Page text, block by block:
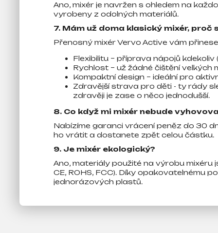
Ano, mixér je navržen s ohledem na
vyrobeny z odolných materiálů.
7. Mám už doma klasický mixér,
Přenosný mixér Vervo Active vám
Flexibilitu – příprava nápojů
Rychlost – už žádné čištění velkých
Kompaktní design – ideální pro
Zdravější strava pro děti - ty rády
zdravěji je zase o něco jednodušší.
8. Co když mi mixér nebude
Nabízíme garanci vrácení peněz do 30
ho vrátit a dostanete zpět celou částku.
9. Je mixér ekologický?
Ano, materiály použité na výrobu mixéru
CE, ROHS, FCC). Díky opakovatelnému
jednorázových plastů.